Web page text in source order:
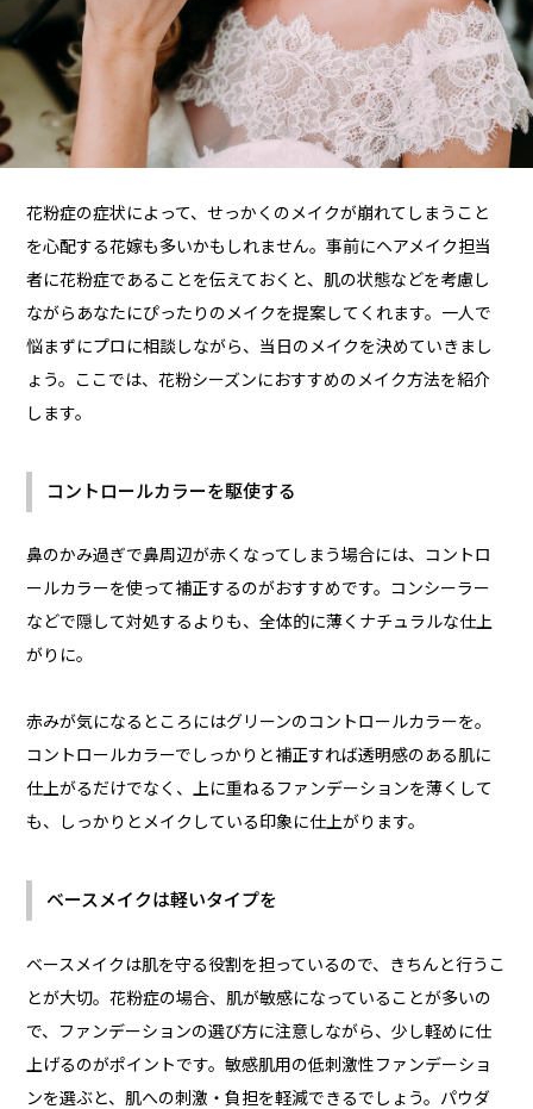
花粉症の症状によって、せっかくのメイクが崩れてしまうこと
を心配する花嫁も多いかもしれません。事前にヘアメイク担当
者に花粉症であることを伝えておくと、肌の状態などを考慮し
ながらあなたにぴったりのメイクを提案してくれます。一人で
悩まずにプロに相談しながら、当日のメイクを決めていきまし
ょう。ここでは、花粉シーズンにおすすめのメイク方法を紹介
します。
コントロールカラーを駆使する
鼻のかみ過ぎで鼻周辺が赤くなってしまう場合には、コントロ
ールカラーを使って補正するのがおすすめです。コンシーラー
などで隠して対処するよりも、全体的に薄くナチュラルな仕上
がりに。
赤みが気になるところにはグリーンのコントロールカラーを。
コントロールカラーでしっかりと補正すれば透明感のある肌に
仕上がるだけでなく、上に重ねるファンデーションを薄くして
も、しっかりとメイクしている印象に仕上がります。
ベースメイクは軽いタイプを
ベースメイクは肌を守る役割を担っているので、きちんと行うこ
とが大切。花粉症の場合、肌が敏感になっていることが多いの
で、ファンデーションの選び方に注意しながら、少し軽めに仕
上げるのがポイントです。敏感肌用の低刺激性ファンデーショ
ンを選ぶと、肌への刺激・負担を軽減できるでしょう。パウダ